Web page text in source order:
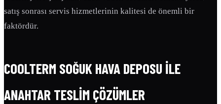
satış sonrası servis hizmetlerinin kalitesi de önemli bir
faktördür.
COOLTERM SOĞUK HAVA DEPOSU ILE
ANAHTAR TESLIM ÇÖZÜMLER